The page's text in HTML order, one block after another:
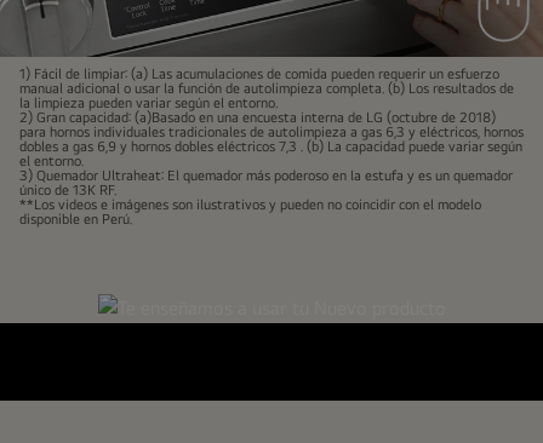
1) Fácil de limpiar: (a) Las acumulaciones de comida pueden requerir un esfuerzo
manual adicional o usar la función de autolimpieza completa. (b) Los resultados de
la limpieza pueden variar según el entorno.
2) Gran capacidad: (a)Basado en una encuesta interna de LG (octubre de 2018)
para hornos individuales tradicionales de autolimpieza a gas 6,3 y eléctricos, hornos
dobles a gas 6,9 y hornos dobles eléctricos 7,3 . (b) La capacidad puede variar según
el entorno.
3) Quemador Ultraheat: El quemador más poderoso en la estufa y es un quemador
único de 13K RF.
**Los videos e imágenes son ilustrativos y pueden no coincidir con el modelo
disponible en Perú.